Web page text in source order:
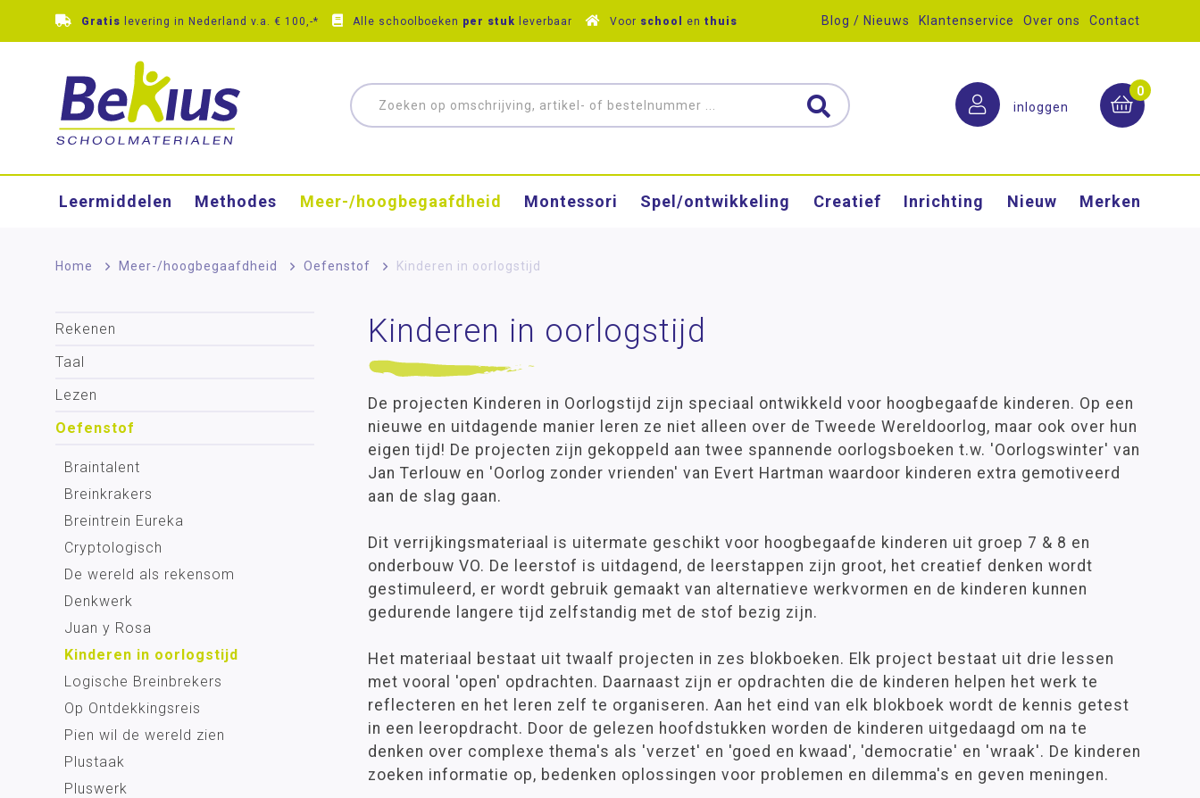
Gratis levering in Nederland v.a. € 100,-* Alle schoolboeken per stuk leverbaar Voor school en thuis Blog / Nieuws Klantenservice Over ons Contact
inloggen
0
Leermiddelen Methodes Meer-/hoog­begaafdheid Montessori Spel/ontwikkeling Creatief Inrichting Nieuw Merken
Home > Meer-/hoog­begaafdheid > Oefenstof > Kinderen in oorlogstijd
Rekenen
Taal
Lezen
Oefenstof
Braintalent
Breinkrakers
Breintrein Eureka
Cryptologisch
De wereld als rekensom
Denkwerk
Juan y Rosa
Kinderen in oorlogstijd
Logische Breinbrekers
Op Ontdekkingsreis
Pien wil de wereld zien
Plustaak
Pluswerk
Kinderen in oorlogstijd
De projecten Kinderen in Oorlogstijd zijn speciaal ontwikkeld voor hoogbegaafde kinderen. Op een
nieuwe en uitdagende manier leren ze niet alleen over de Tweede Wereldoorlog, maar ook over hun
eigen tijd! De projecten zijn gekoppeld aan twee spannende oorlogsboeken t.w. 'Oorlogswinter' van
Jan Terlouw en 'Oorlog zonder vrienden' van Evert Hartman waardoor kinderen extra gemotiveerd
aan de slag gaan.
Dit verrijkingsmateriaal is uitermate geschikt voor hoogbegaafde kinderen uit groep 7 & 8 en
onderbouw VO. De leerstof is uitdagend, de leerstappen zijn groot, het creatief denken wordt
gestimuleerd, er wordt gebruik gemaakt van alternatieve werkvormen en de kinderen kunnen
gedurende langere tijd zelfstandig met de stof bezig zijn.
Het materiaal bestaat uit twaalf projecten in zes blokboeken. Elk project bestaat uit drie lessen
met vooral 'open' opdrachten. Daarnaast zijn er opdrachten die de kinderen helpen het werk te
reflecteren en het leren zelf te organiseren. Aan het eind van elk blokboek wordt de kennis getest
in een leeropdracht. Door de gelezen hoofdstukken worden de kinderen uitgedaagd om na te
denken over complexe thema's als 'verzet' en 'goed en kwaad', 'democratie' en 'wraak'. De kinderen
zoeken informatie op, bedenken oplossingen voor problemen en dilemma's en geven meningen.